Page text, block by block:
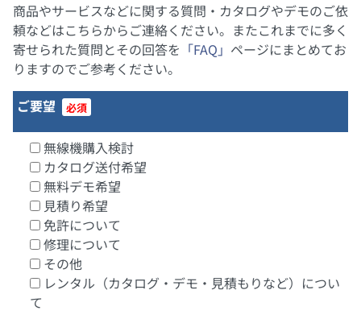
商品やサービスなどに関する質問・カタログやデモのご依
頼などはこちらからご連絡ください。またこれまでに多く
寄せられた質問とその回答を 「FAQ」 ページにまとめてお
りますのでご参考ください。
ご要望
必須
無線機購入検討
カタログ送付希望
無料デモ希望
見積り希望
免許について
修理について
その他
レンタル（カタログ・デモ・見積もりなど）につい
て